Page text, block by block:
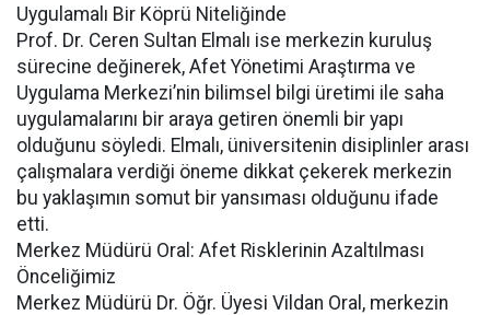
Uygulamalı Bir Köprü Niteliğinde
Prof. Dr. Ceren Sultan Elmalı ise merkezin kuruluş
sürecine değinerek, Afet Yönetimi Araştırma ve
Uygulama Merkezi’nin bilimsel bilgi üretimi ile saha
uygulamalarını bir araya getiren önemli bir yapı
olduğunu söyledi. Elmalı, üniversitenin disiplinler arası
çalışmalara verdiği öneme dikkat çekerek merkezin
bu yaklaşımın somut bir yansıması olduğunu ifade
etti.
Merkez Müdürü Oral: Afet Risklerinin Azaltılması
Önceliğimiz
Merkez Müdürü Dr. Öğr. Üyesi Vildan Oral, merkezin